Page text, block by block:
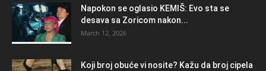
Napokon se oglasio KEMlŠ: Evo sta se
desava sa Zoricom nakon...
March 12, 2026
Koji broj obuće vi nosite? Kažu da broj cipela